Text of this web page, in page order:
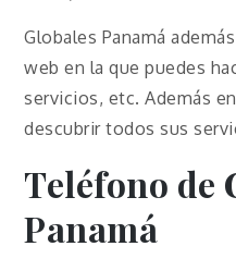
Globales Panamá
web en la que puedes
servicios, etc. Además
descubrir todos sus
Teléfono de
Panamá